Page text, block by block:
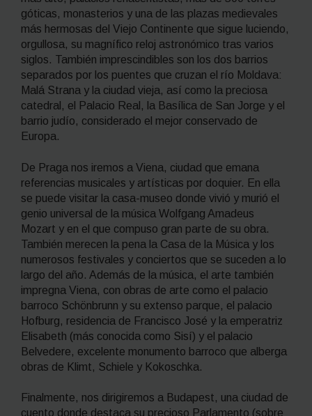
góticas, monasterios y una de las plazas medievales
más hermosas del Viejo Continente que sigue luciendo,
orgullosa, su magnífico reloj astronómico tras varios
siglos. También imprescindibles son los dos barrios
separados por los puentes que cruzan el río Moldava:
Malá Strana y la ciudad vieja, así como la preciosa
catedral, el Palacio Real, la Basílica de San Jorge y el
barrio judío, considerado el mejor conservado de
Europa.
De Praga nos iremos a Viena, ciudad que emana
referencias musicales y artísticas por doquier. En ella
se puede visitar la casa-museo donde vivió y murió el
genio universal de la música Wolfgang Amadeus
Mozart y en el que compuso gran parte de su obra.
También merecen la pena la Casa de la Música y los
numerosos festivales y conciertos que se suceden a lo
largo del año. Además de la música, el arte también
impregna Viena, con obras de arte como el palacio
barroco Schönbrunn y su extenso parque, el palacio
Hofburg, residencia de Francisco José y la emperatriz
Elisabeth (más conocida como Sisí) y el palacio
Belvedere, excelente monumento barroco que alberga
obras de Klimt, Schiele y Kokoschka.
Finalmente, nos dirigiremos a Budapest, una ciudad de
cuento donde destaca su precioso Parlamento (sobre